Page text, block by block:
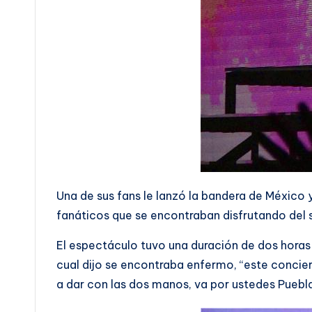
Una de sus fans le lanzó la bandera de
fanáticos que se encontraban disfrutando del
El espectáculo tuvo una duración de dos
cual dijo se encontraba enfermo, “este
a dar con las dos manos, va por ustedes